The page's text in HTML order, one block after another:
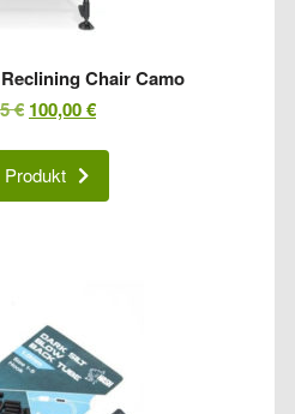
Chair Camo
€ Ursprünglicher
war:
139,95 €
100,00€Aktueller
ist: